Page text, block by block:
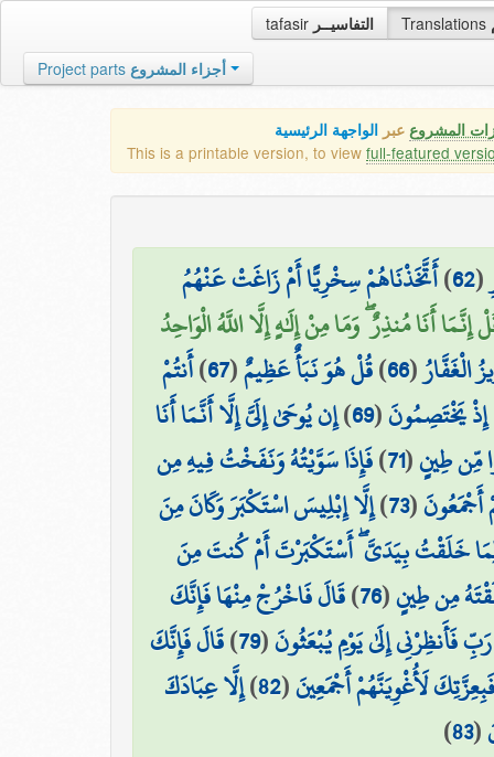
tafasir التفاسيــر Translations
Project parts أجزاء المشروع
المشروع عبر الواجهة الرئيسية
This is a printable version, to view full-featured
(
62
)أَتَّخَذْنَاهُمْ سِخْرِيًّا أَمْ زَاغَتْ عَنْهُمُ
إِنَّمَا أَنَا مُنذِرٌ ۖ وَمَا مِنْ إِلَٰهٍ إِلَّا اللَّهُ الْوَاحِدُ
الْغَفَّارُ(
66
)قُلْ هُوَ نَبَأٌ عَظِيمٌ(
67
)أَنتُمْ
إِذْ يَخْتَصِمُونَ(
69
)إِن يُوحَىٰ إِلَيَّ إِلَّا أَنَّمَا أَنَا
مِّن طِينٍ(
71
)فَإِذَا سَوَّيْتُهُ وَنَفَخْتُ فِيهِ مِن
أَجْمَعُونَ(
73
)إِلَّا إِبْلِيسَ اسْتَكْبَرَ وَكَانَ مِنَ
خَلَقْتُ بِيَدَيَّ ۖ أَسْتَكْبَرْتَ أَمْ كُنتَ مِنَ
مِن طِينٍ(
76
)قَالَ فَاخْرُجْ مِنْهَا فَإِنَّكَ
فَأَنظِرْنِي إِلَىٰ يَوْمِ يُبْعَثُونَ(
79
)قَالَ فَإِنَّكَ
لَأُغْوِيَنَّهُمْ أَجْمَعِينَ(
82
)إِلَّا عِبَادَكَ
(
83
)